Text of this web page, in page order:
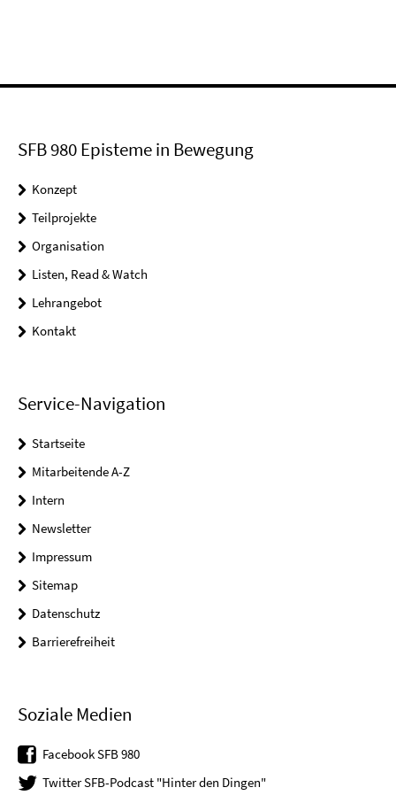
SFB 980 Episteme in Bewegung
Konzept
Teilprojekte
Organisation
Listen, Read & Watch
Lehrangebot
Kontakt
Service-Navigation
Startseite
Mitarbeitende A-Z
Intern
Newsletter
Impressum
Sitemap
Datenschutz
Barrierefreiheit
Soziale Medien
Facebook SFB 980
Twitter SFB-Podcast "Hinter den Dingen"